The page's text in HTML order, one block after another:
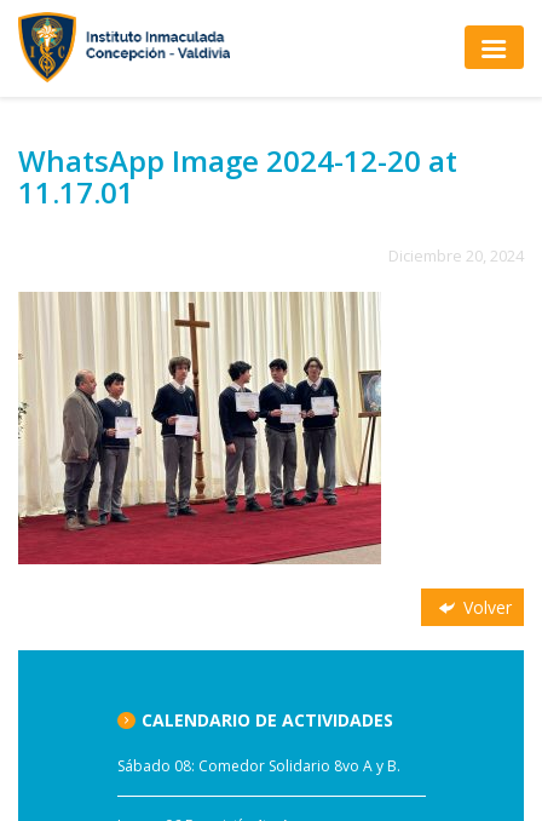
WhatsApp Image 2024-12-20 at
11.17.01
Diciembre 20, 2024
Volver
CALENDARIO DE ACTIVIDADES
Sábado 08: Comedor Solidario 8vo A y B.